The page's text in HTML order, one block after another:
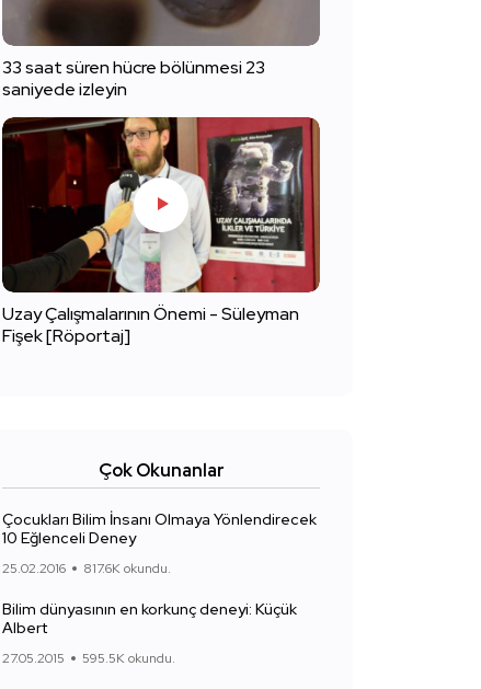
33 saat süren hücre bölünmesi 23
saniyede izleyin
Uzay Çalışmalarının Önemi - Süleyman
Fişek [Röportaj]
Çok Okunanlar
Çocukları Bilim İnsanı Olmaya Yönlendirecek
10 Eğlenceli Deney
25.02.2016 817.6K okundu.
Bilim dünyasının en korkunç deneyi: Küçük
Albert
27.05.2015 595.5K okundu.